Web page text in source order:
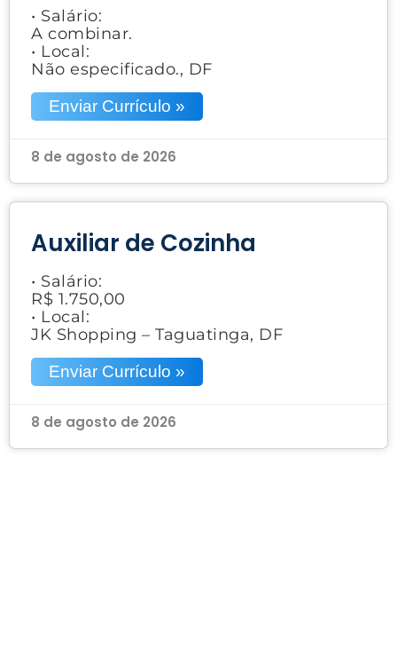
• Salário:
A combinar.
• Local:
Não especificado., DF
Enviar Currículo »
8 de agosto de 2026
Auxiliar de Cozinha
• Salário:
R$ 1.750,00
• Local:
JK Shopping – Taguatinga, DF
Enviar Currículo »
8 de agosto de 2026